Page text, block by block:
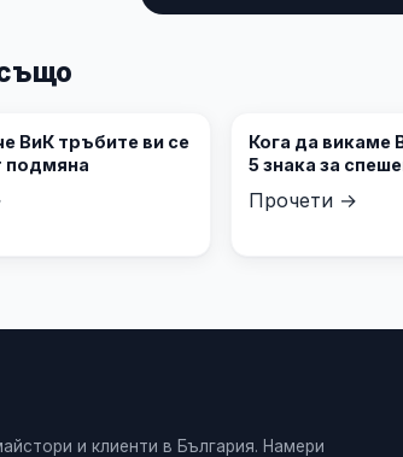
ВиК тръбите ви се
подмяна
Кога да викаме
5 знака за
Прочети →
и клиенти в България. Намери